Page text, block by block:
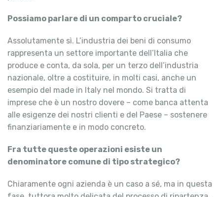
Possiamo parlare di un comparto cruciale?
Assolutamente sì. L’industria dei beni di consumo
rappresenta un settore importante dell’Italia che
produce e conta, da sola, per un terzo dell’industria
nazionale, oltre a costituire, in molti casi, anche un
esempio del made in Italy nel mondo. Si tratta di
imprese che è un nostro dovere – come banca attenta
alle esigenze dei nostri clienti e del Paese – sostenere
finanziariamente e in modo concreto.
Fra tutte queste operazioni esiste un
denominatore comune di tipo strategico?
Chiaramente ogni azienda è un caso a sé, ma in questa